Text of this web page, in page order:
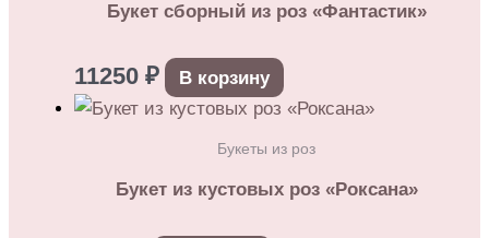
Букет сборный из роз «Фантастик»
11250 ₽ В корзину
Букеты из роз
Букет из кустовых роз «Роксана»